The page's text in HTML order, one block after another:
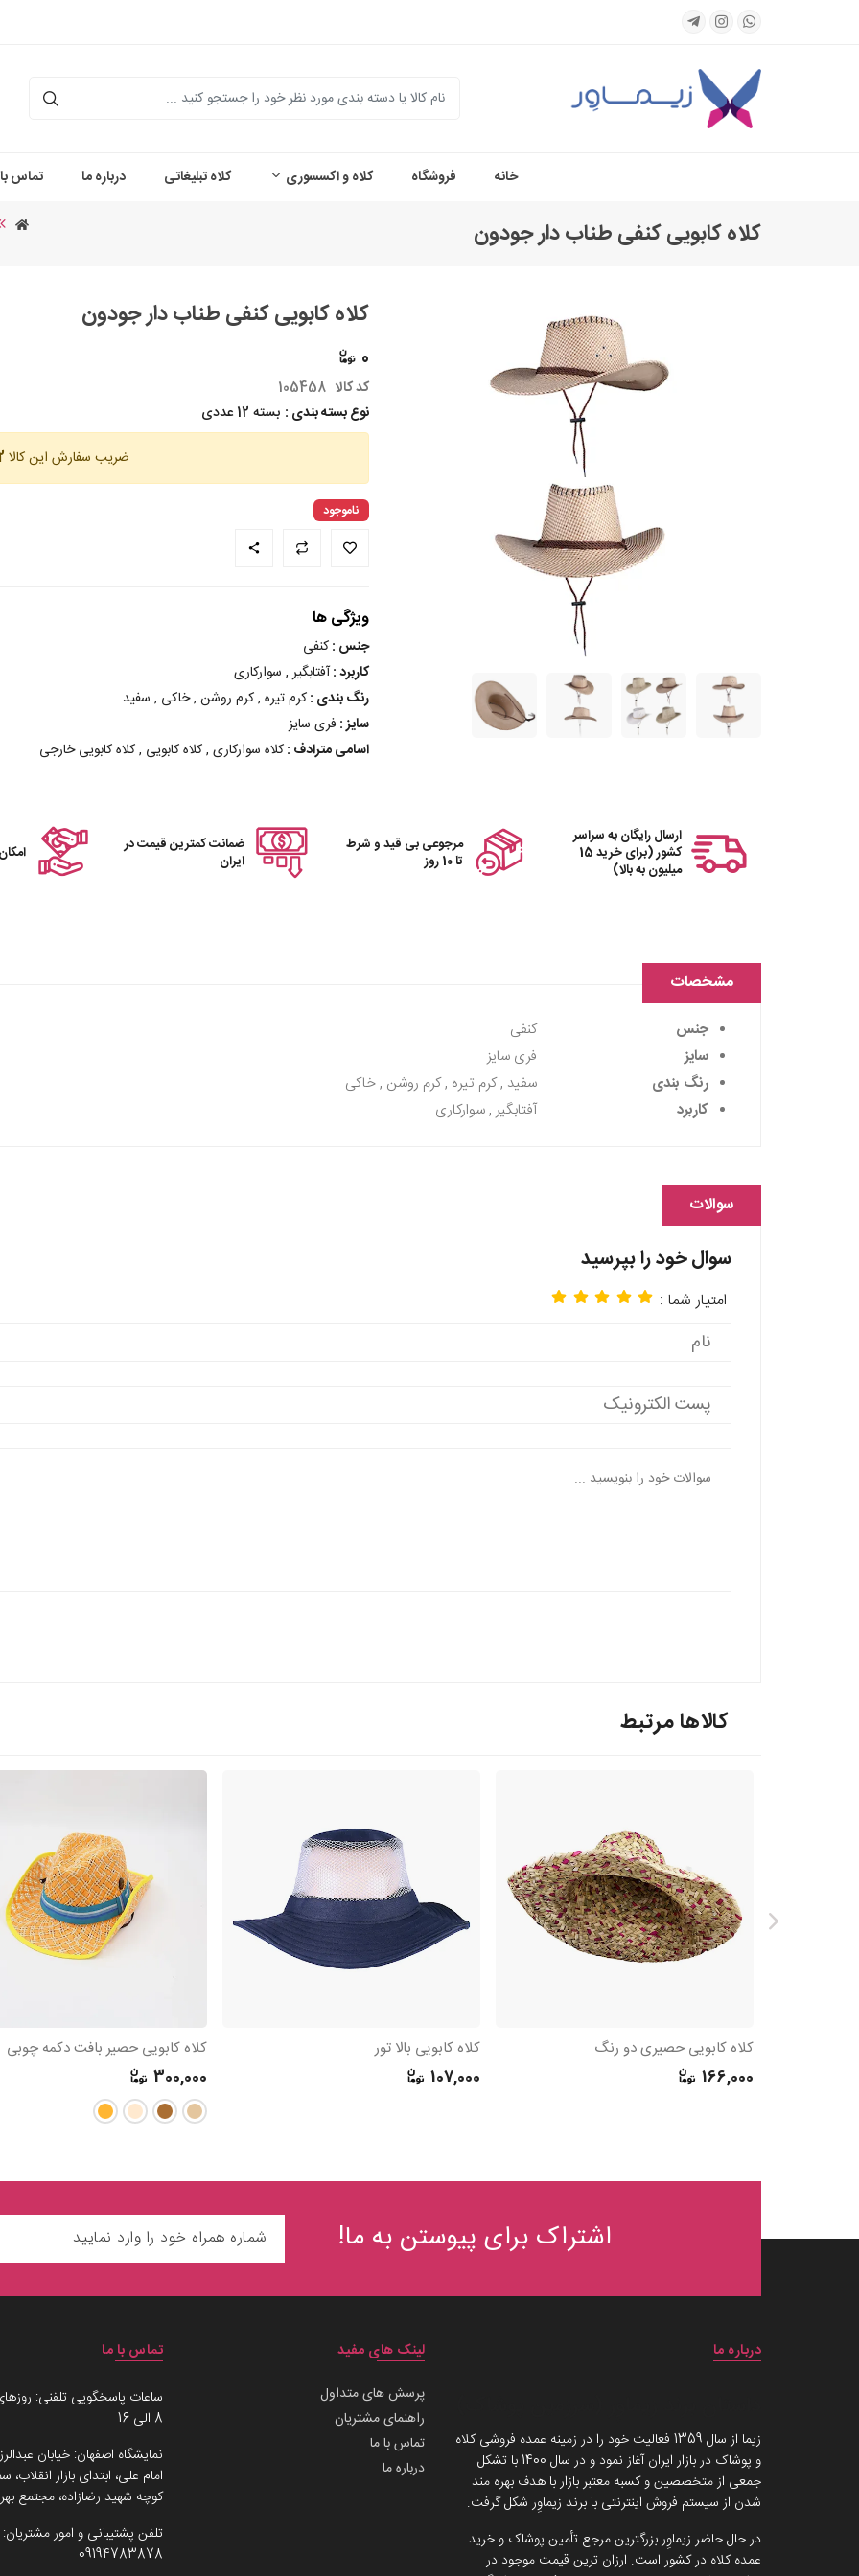
جستجو
خانه فروشگاه کلاه و اکسسوری کلاه تبلیغاتی درباره ما تماس
کلاه کابویی کنفی طناب دار جودون
کلاه کابویی کنفی طناب دار جودون
0
کد کالا 105458
نوع بسته بندی : بسته 12 عددی
ضریب سفارش این کالا
ناموجود
ویژگی ها
جنس :کنفی
کاربرد :آفتابگیر , سوارکاری
رنگ بندی :کرم تیره , کرم روشن , خاکی , سفید
سایز : فری سایز
اسامی مترادف :کلاه سوارکاری , کلاه کابویی , کلاه کابویی خارجی
ارسال رایگان به سراسر
کشور (برای خرید 15
میلیون به بالا)
مرجوعی بی قید و شرط
تا 10 روز
ضمانت کمترین قیمت در
ایران
مشخصات
جنس
کنفی
سایز
فری سایز
رنگ بندی
سفید , کرم تیره , کرم روشن , خاکی
کاربرد
آفتابگیر , سوارکاری
سوالات
سوال خود را بپرسید
امتیار شما :
کالاها مرتبط
کلاه کابویی حصیری دو رنگ
166,000
کلاه کابویی بالا تور
107,000
کلاه کابویی حصیر بافت دکمه چوبی
300,000
اشتراک برای پیوستن به ما!
درباره ما
زیما از سال 1359 فعالیت خود را در زمینه عمده فروشی کلاه
و پوشاک در بازار ایران آغاز نمود و در سال 1400 با تشکل
جمعی از متخصصین و کسبه معتبر بازار با هدف بهره مند
شدن از سیستم فروش اینترنتی با برند زیماوِر شکل گرفت.
در حال حاضر زیماوِر بزرگترین مرجع تأمین پوشاک و خرید
عمده کلاه در کشور است. ارزان ترین قیمت موجود در
لینک های مفید
پرسش های متداول
راهنمای مشتریان
تماس با ما
درباره ما
تماس با ما
ساعات پاسخگویی تلفنی:
8 الی 16
نمایشگاه اصفهان: خیابان
امام علی، ابتدای بازار
کوچه شهید رضازاده، مجتمع
تلفن پشتیبانی و امور مشتریان:
09194783878